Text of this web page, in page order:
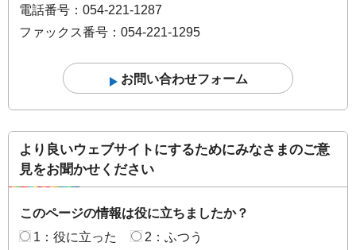
電話番号：054-221-1287
ファックス番号：054-221-1295
より良いウェブサイトにするためにみなさまのご意
見をお聞かせください
このページの情報は役に立ちましたか？
1：役に立った
2：ふつう